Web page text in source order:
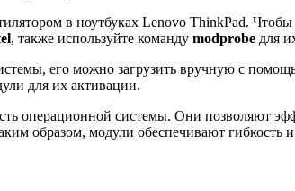
в ноутбуках Lenovo ThinkPad. Чтобы
, также используйте команду modprobe для
его можно загрузить вручную с
для их активации.
операционной системы. Они позволяют
образом, модули обеспечивают гибкость